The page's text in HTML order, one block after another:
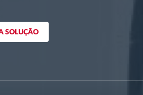
SOLUÇÃO